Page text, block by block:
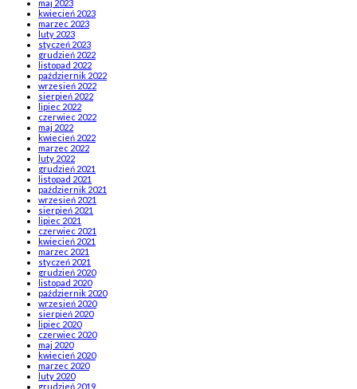
maj 2023
kwiecień 2023
marzec 2023
luty 2023
styczeń 2023
grudzień 2022
listopad 2022
październik 2022
wrzesień 2022
sierpień 2022
lipiec 2022
czerwiec 2022
maj 2022
kwiecień 2022
marzec 2022
luty 2022
grudzień 2021
listopad 2021
październik 2021
wrzesień 2021
sierpień 2021
lipiec 2021
czerwiec 2021
kwiecień 2021
marzec 2021
styczeń 2021
grudzień 2020
listopad 2020
październik 2020
wrzesień 2020
sierpień 2020
lipiec 2020
czerwiec 2020
maj 2020
kwiecień 2020
marzec 2020
luty 2020
grudzień 2019